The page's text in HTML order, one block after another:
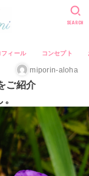
フィール コンセプト
SEARCH
miporin-aloha
ご紹介